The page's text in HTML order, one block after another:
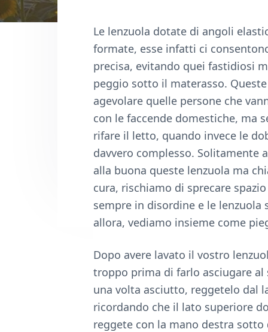
t
e
Le lenzuola dotate di angoli
formate, esse infatti ci
precisa, evitando quei fastidiosi
peggio sotto il materasso.
agevolare quelle persone che
con le faccende domestiche, ma
rifare il letto, quando invece le
davvero complesso.
alla buona queste lenzuola ma
cura, rischiamo di sprecare
sempre in disordine e le
allora, vediamo insieme come
Dopo avere lavato il vostro
troppo prima di farlo asciugare al
una volta asciutto, reggetelo dal
ricordando che il lato superiore
reggete con la mano destra